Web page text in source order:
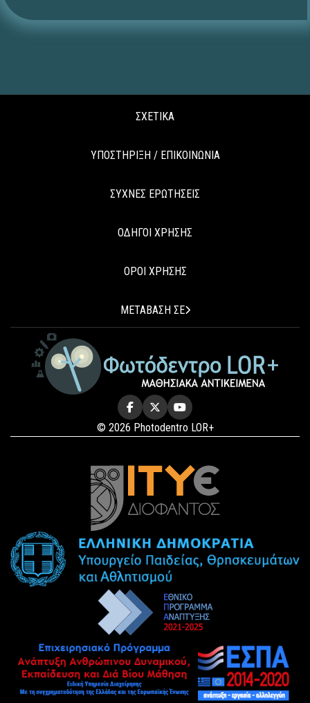
ΣΧΕΤΙΚΑ
ΥΠΟΣΤΗΡΙΞΗ / ΕΠΙΚΟΙΝΩΝΙΑ
ΣΥΧΝΕΣ ΕΡΩΤΗΣΕΙΣ
ΟΔΗΓΟΙ ΧΡΗΣΗΣ
ΟΡΟΙ ΧΡΗΣΗΣ
ΜΕΤΑΒΑΣΗ ΣΕ
© 2026 Photodentro LOR+